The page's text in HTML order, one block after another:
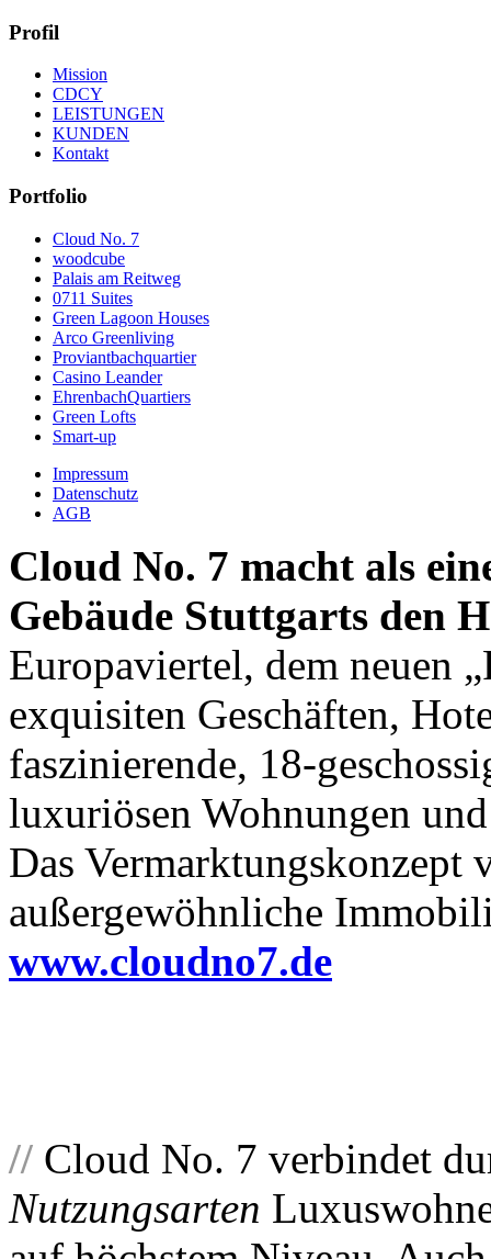
Profil
Mission
CDCY
LEISTUNGEN
KUNDEN
Kontakt
Portfolio
Cloud No. 7
woodcube
Palais am Reitweg
0711 Suites
Green Lagoon Houses
Arco Greenliving
Proviantbachquartier
Casino Leander
EhrenbachQuartiers
Green Lofts
Smart-up
Impressum
Datenschutz
AGB
Cloud No. 7 macht als
Gebäude Stuttgarts den
Europaviertel, dem neuen
exquisiten Geschäften,
faszinierende, 18-
luxuriösen Wohnungen
Das Vermarktungskonzept
außergewöhnliche
www.cloudno7.de
// Cloud No. 7 verbindet
Nutzungsarten